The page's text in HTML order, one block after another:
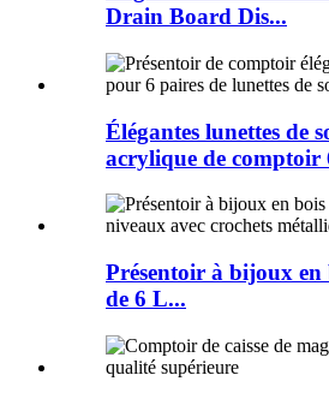
Drain Board Dis...
Élégantes lunettes de
acrylique de comptoir
Présentoir à bijoux en
de 6 L...